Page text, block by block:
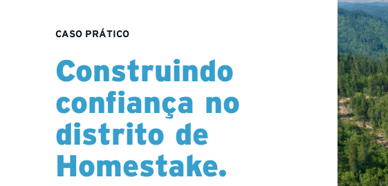
CASO PRÁTICO
Construindo
confiança no
distrito de
Homestake.